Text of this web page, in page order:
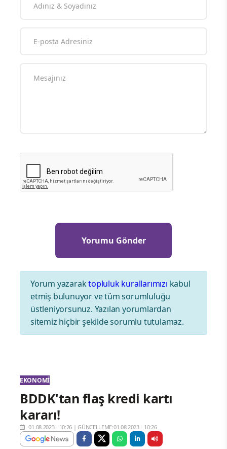
Yorum yazaraktopluluk kurallarımızı kabul
etmiş bulunuyor ve tüm sorumluluğu
üstleniyorsunuz. Yazılan yorumlardan
sitemiz hiçbir şekilde sorumlu tutulamaz.
EKONOMI
BDDK'tan flaş kredi kartı
kararı!
01.08.2023 - 10:26 |GÜNCELLEME:01.08.2023 - 10:26